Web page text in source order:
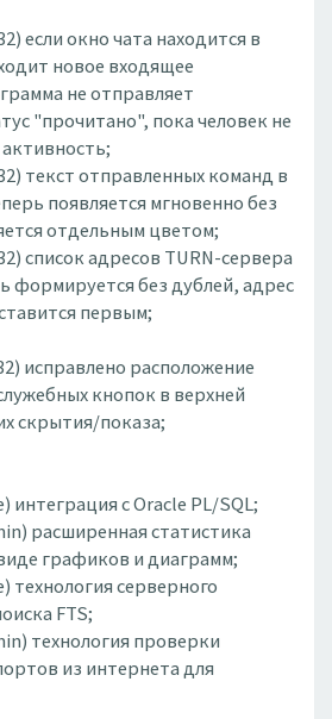
если окно чата находится в
новое входящее
не отправляет
"прочитано", пока человек не
текст отправленных команд в
появляется мгновенно без
отдельным цветом;
список адресов TURN-сервера
формируется без дублей, адрес
первым;
исправлено расположение
кнопок в верхней
скрытия/показа;
интеграция с Oracle PL/SQL;
расширенная статистика
графиков и диаграмм;
технология серверного
FTS;
технология проверки
из интернета для